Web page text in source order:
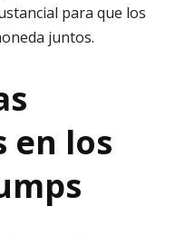
para que los
juntos.
en los